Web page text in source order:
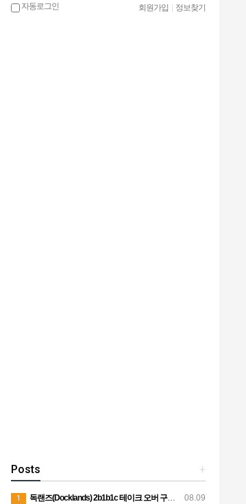
자동로그인 회원가입 정보찾기
+
Posts
08.09
1
독랜즈(Docklands) 2b1b1c 테이크 오버 구합니다! 1인독방 8월말 입주가능